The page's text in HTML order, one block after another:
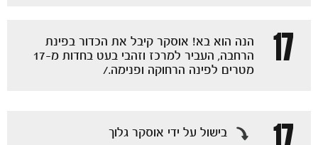
17
הנה הוא בא! אוסקר קיבל את הכדור בפינת
הרחבה, העביר למרכז וזהבי בעט בחדות מ-17
מטרים לפינה הרחוקה ופנימה./
בישול על ידי אוסקר גלוך